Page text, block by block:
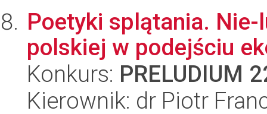
Poetyki splątania.
polskiej w podejściu
Konkurs: PRELUDIUM
Kierownik: dr Piotr